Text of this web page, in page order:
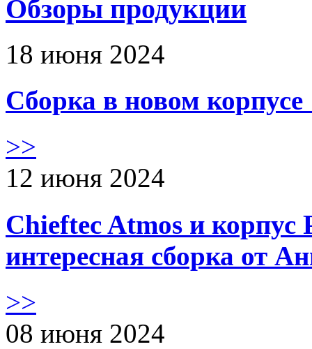
Обзоры продукции
18 июня 2024
Сборка в новом
>>
12 июня 2024
Chieftec Atmos и корпус
интересная сборка от
>>
08 июня 2024